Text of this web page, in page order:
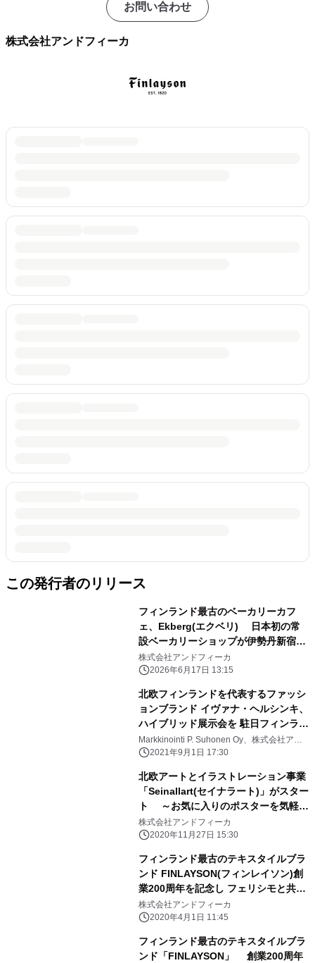
お問い合わせ
株式会社アンドフィーカ
この発行者のリリース
フィンランド最古のベーカリーカフ
ェ、Ekberg(エクベリ) 日本初の常
設ベーカリーショップが伊勢丹新宿店
にオープン
株式会社アンドフィーカ
2026年6月17日 13:15
北欧フィンランドを代表するファッシ
ョンブランド イヴァナ・ヘルシンキ、
ハイブリッド展示会を 駐日フィンラン
ド大使館 メッツァ・パビリオンで開
催
Markkinointi P. Suhonen Oy、株式会社アン
ドフィーカ
2021年9月1日 17:30
北欧アートとイラストレーション事業
「Seinallart(セイナラート)」がスター
ト ～お気に入りのポスターを気軽に
飾る楽しみを～
株式会社アンドフィーカ
2020年11月27日 15:30
フィンランド最古のテキスタイルブラ
ンド FINLAYSON(フィンレイソン)創
業200周年を記念し フェリシモと共催
でテキスタイルデザインコンペティシ
ョンを開催
株式会社アンドフィーカ
2020年4月1日 11:45
フィンランド最古のテキスタイルブラ
ンド「FINLAYSON」 創業200周年